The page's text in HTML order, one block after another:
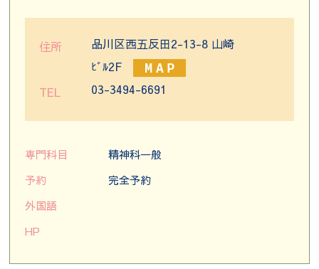
住所
品川区西五反田2-13-8 山崎
ﾋﾞﾙ2F
TEL
03-3494-6691
専門科目
精神科一般
予約
完全予約
外国語
HP